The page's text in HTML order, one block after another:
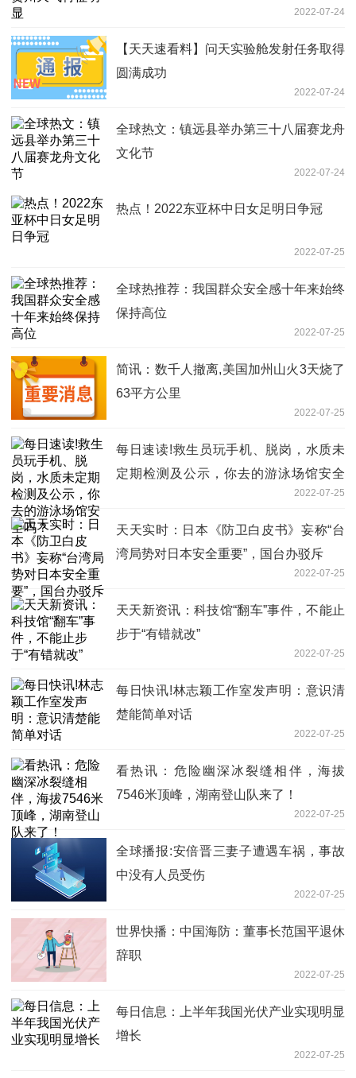
2022-07-24
【天天速看料】问天实验舱发射任务取得
圆满成功
2022-07-24
全球热文：镇远县举办第三十八届赛龙舟
文化节
2022-07-24
热点！2022东亚杯中日女足明日争冠
2022-07-25
全球热推荐：我国群众安全感十年来始终
保持高位
2022-07-25
简讯：数千人撤离,美国加州山火3天烧了
63平方公里
2022-07-25
每日速读!救生员玩手机、脱岗，水质未
定期检测及公示，你去的游泳场馆安全
2022-07-25
天天实时：日本《防卫白皮书》妄称“台
湾局势对日本安全重要”，国台办驳斥
2022-07-25
天天新资讯：科技馆“翻车”事件，不能止
步于“有错就改”
2022-07-25
每日快讯!林志颖工作室发声明：意识清
楚能简单对话
2022-07-25
看热讯：危险幽深冰裂缝相伴，海拔
7546米顶峰，湖南登山队来了！
2022-07-25
全球播报:安倍晋三妻子遭遇车祸，事故
中没有人员受伤
2022-07-25
世界快播：中国海防：董事长范国平退休
辞职
2022-07-25
每日信息：上半年我国光伏产业实现明显
增长
2022-07-25